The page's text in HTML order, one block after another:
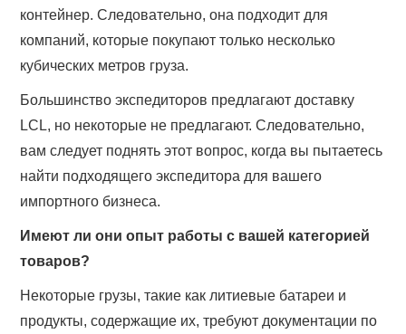
контейнер. Следовательно, она подходит для
компаний, которые покупают только несколько
кубических метров груза.
Большинство экспедиторов предлагают доставку
LCL, но некоторые не предлагают. Следовательно,
вам следует поднять этот вопрос, когда вы пытаетесь
найти подходящего экспедитора для вашего
импортного бизнеса.
Имеют ли они опыт работы с вашей категорией
товаров?
Некоторые грузы, такие как литиевые батареи и
продукты, содержащие их, требуют документации по